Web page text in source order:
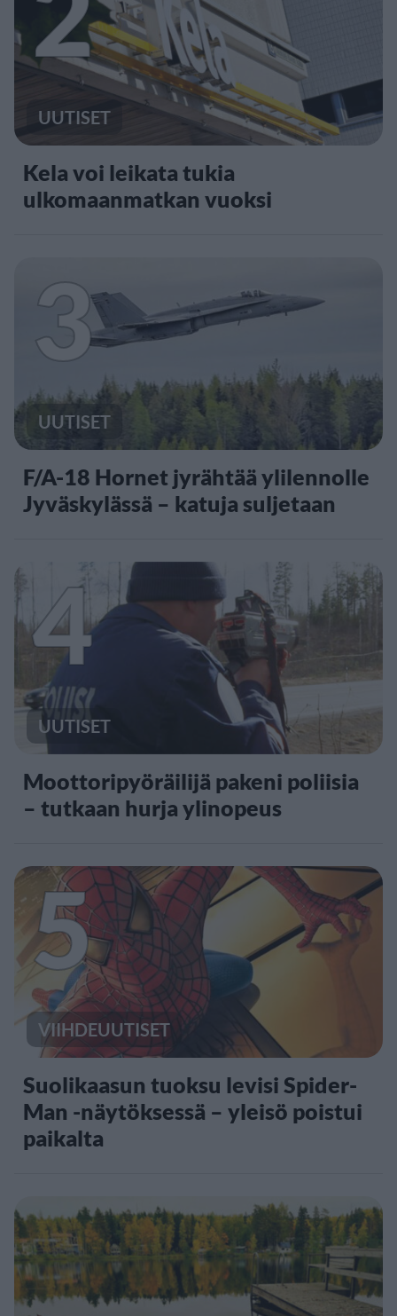
UUTISET
Kela voi leikata tukia
ulkomaanmatkan vuoksi
3
UUTISET
F/A-18 Hornet jyrähtää ylilennolle
Jyväskylässä – katuja suljetaan
4
UUTISET
Moottoripyöräilijä pakeni poliisia
– tutkaan hurja ylinopeus
5
VIIHDEUUTISET
Suolikaasun tuoksu levisi Spider-
Man -näytöksessä – yleisö poistui
paikalta